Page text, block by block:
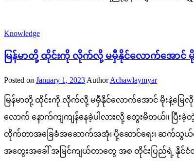
Knowledge
မြန်မာတို့ ထိုင်းကို လိုက်လို့ မမှီနိုင်လောက်အောင် မို
Posted on January 1, 2023 Author Achawlaymyar
မြန်မာတို့ ထိုင်းကို လိုက်လို့ မမှီနိုင်လောက်အောင် မိုး‌နဲ့မြ
လောက် နောက်ကျကျန်နေခဲ့ပါလားလို့ တွေးမိတယ်။ ပြီ
တိုက်တာအခြေခံအဆောက်အအုံ၊ ပို့ဆောင်ရေး၊ ဆက်သွယ်ရေ
အတွေးအခေါ် အမြင်ကျယ်တာတွေ အစ တိုင်းပြည်ရဲ့ နိုင်ငံတက